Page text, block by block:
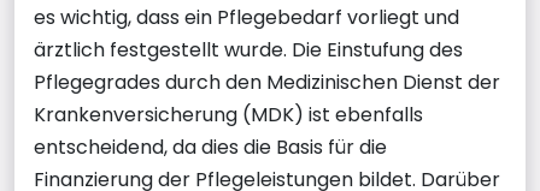
es wichtig, dass ein Pflegebedarf vorliegt und
ärztlich festgestellt wurde. Die Einstufung des
Pflegegrades durch den Medizinischen Dienst der
Krankenversicherung (MDK) ist ebenfalls
entscheidend, da dies die Basis für die
Finanzierung der Pflegeleistungen bildet. Darüber